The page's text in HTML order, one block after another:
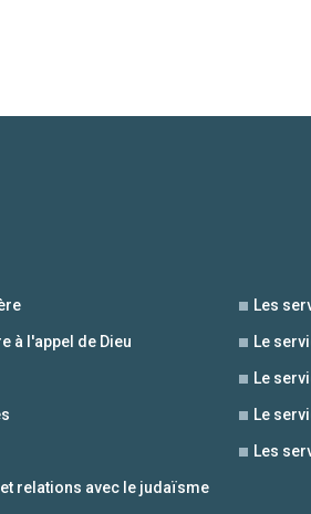
à l'appel de Dieu
relations avec le judaïsme
Les
Le
Le
Le
Les